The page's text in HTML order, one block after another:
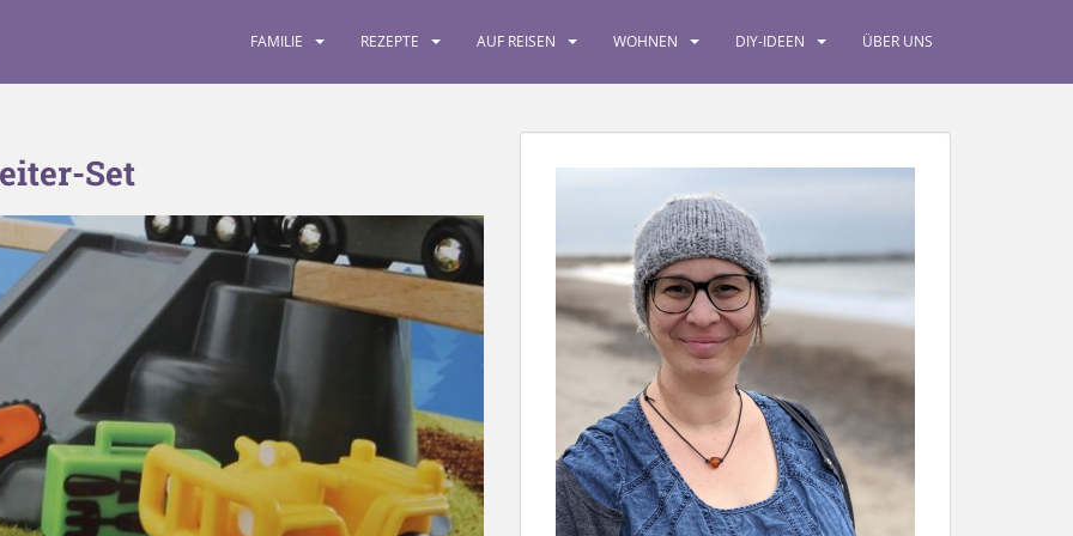
FAMILIE REZEPTE AUF REISEN WOHNEN DIY-IDEEN ÜBER UNS
Set